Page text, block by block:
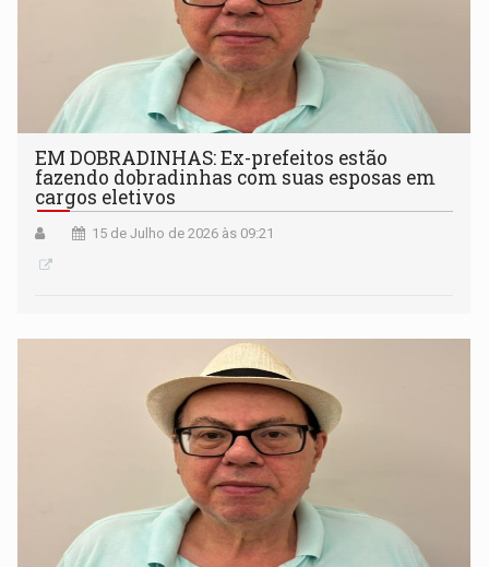
EM DOBRADINHAS: Ex-prefeitos estão
fazendo dobradinhas com suas esposas em
cargos eletivos
15 de Julho de 2026 às 09:21